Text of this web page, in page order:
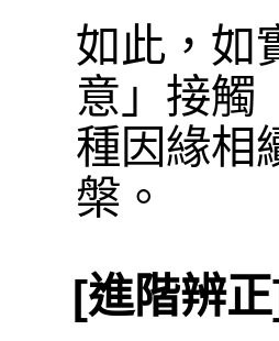
如此，如
意」接觸
種因緣相
槃。
[進階辨